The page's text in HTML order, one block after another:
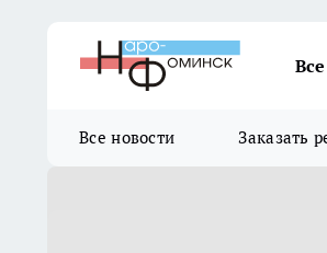
Все новости Заказать